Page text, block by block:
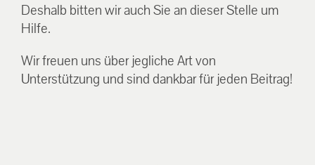
Deshalb bitten wir auch Sie an dieser Stelle um
Hilfe.
Wir freuen uns über jegliche Art von
Unterstützung und sind dankbar für jeden Beitrag!